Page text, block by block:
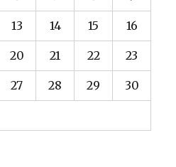
13 14 15 16
20 21 22 23
27 28 29 30